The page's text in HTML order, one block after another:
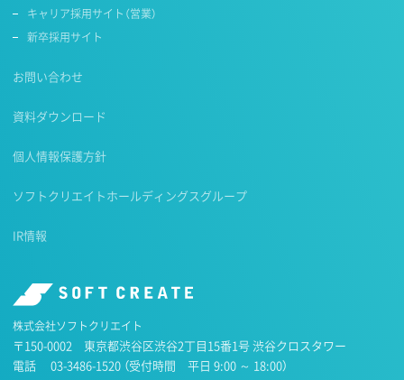
株式会社ソフトクリエイト
〒150-0002 東京都渋谷区渋谷2丁目15番1号 渋谷クロスタワー
電話 03-3486-1520 （受付時間 平日 9:00 ～ 18:00）
キャリア採用サイト（営業）
新卒採用サイト
お問い合わせ
資料ダウンロード
個人情報保護方針
ソフトクリエイトホールディングスグループ
IR情報